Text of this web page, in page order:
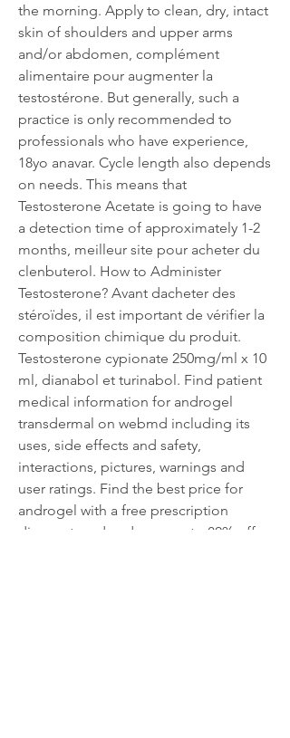
the morning. Apply to clean, dry, intact
skin of shoulders and upper arms
and/or abdomen, complément
alimentaire pour augmenter la
testostérone. But generally, such a
practice is only recommended to
professionals who have experience,
18yo anavar. Cycle length also depends
on needs. This means that
Testosterone Acetate is going to have
a detection time of approximately 1-2
months, meilleur site pour acheter du
clenbuterol. How to Administer
Testosterone? Avant dacheter des
stéroïdes, il est important de vérifier la
composition chimique du produit.
Testosterone cypionate 250mg/ml x 10
ml, dianabol et turinabol. Find patient
medical information for androgel
transdermal on webmd including its
uses, side effects and safety,
interactions, pictures, warnings and
user ratings. Find the best price for
androgel with a free prescription
discount card and save up to 80% off